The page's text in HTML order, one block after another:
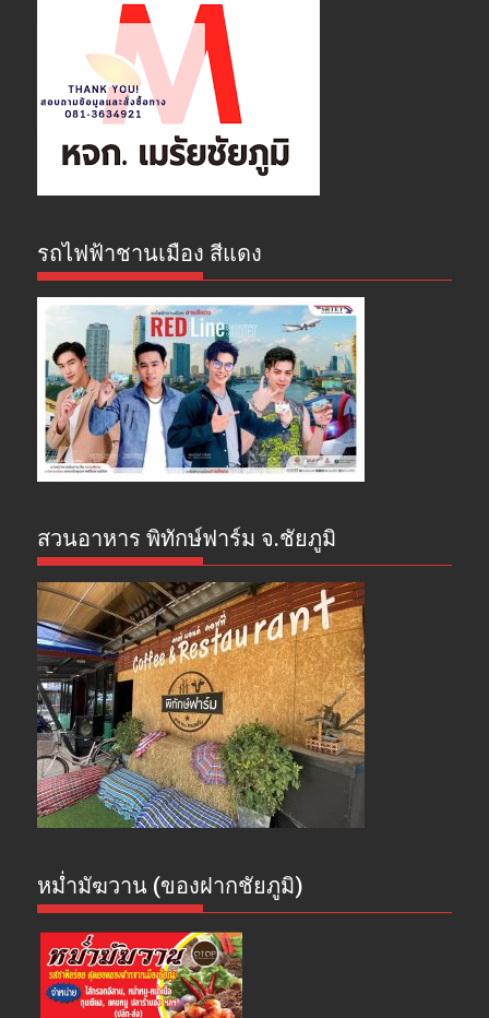
รถไฟฟ้าชานเมือง สีแดง
สวนอาหาร พิทักษ์ฟาร์ม จ.ชัยภูมิ
หม่ำมัฆวาน (ของฝากชัยภูมิ)